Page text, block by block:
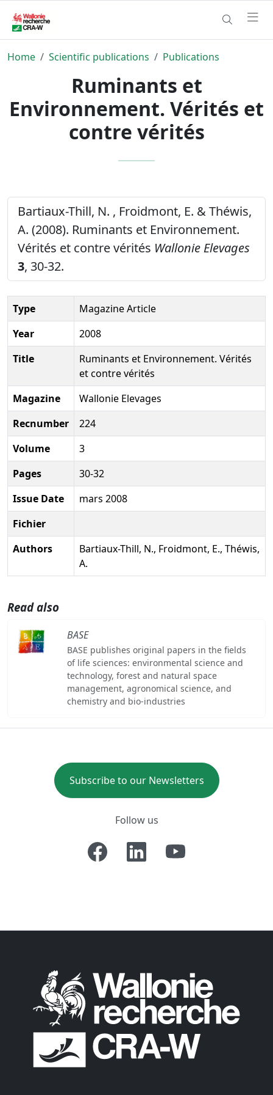
Home Scientific publications Publications
Ruminants et
Environnement. Vérités et
contre vérités
Bartiaux-Thill, N. , Froidmont, E. & Théwis,
A. (2008). Ruminants et Environnement.
Vérités et contre vérités Wallonie Elevages
3, 30-32.
Type
Magazine Article
Year
2008
Title
Ruminants et Environnement. Vérités
et contre vérités
Magazine
Wallonie Elevages
Recnumber
224
Volume
3
Pages
30-32
Issue Date
mars 2008
Fichier
Authors
Bartiaux-Thill, N., Froidmont, E., Théwis,
A.
Read also
BASE
BASE publishes original papers in the fields
of life sciences: environmental science and
technology, forest and natural space
management, agronomical science, and
chemistry and bio-industries
Subscribe to our Newsletters
Follow us